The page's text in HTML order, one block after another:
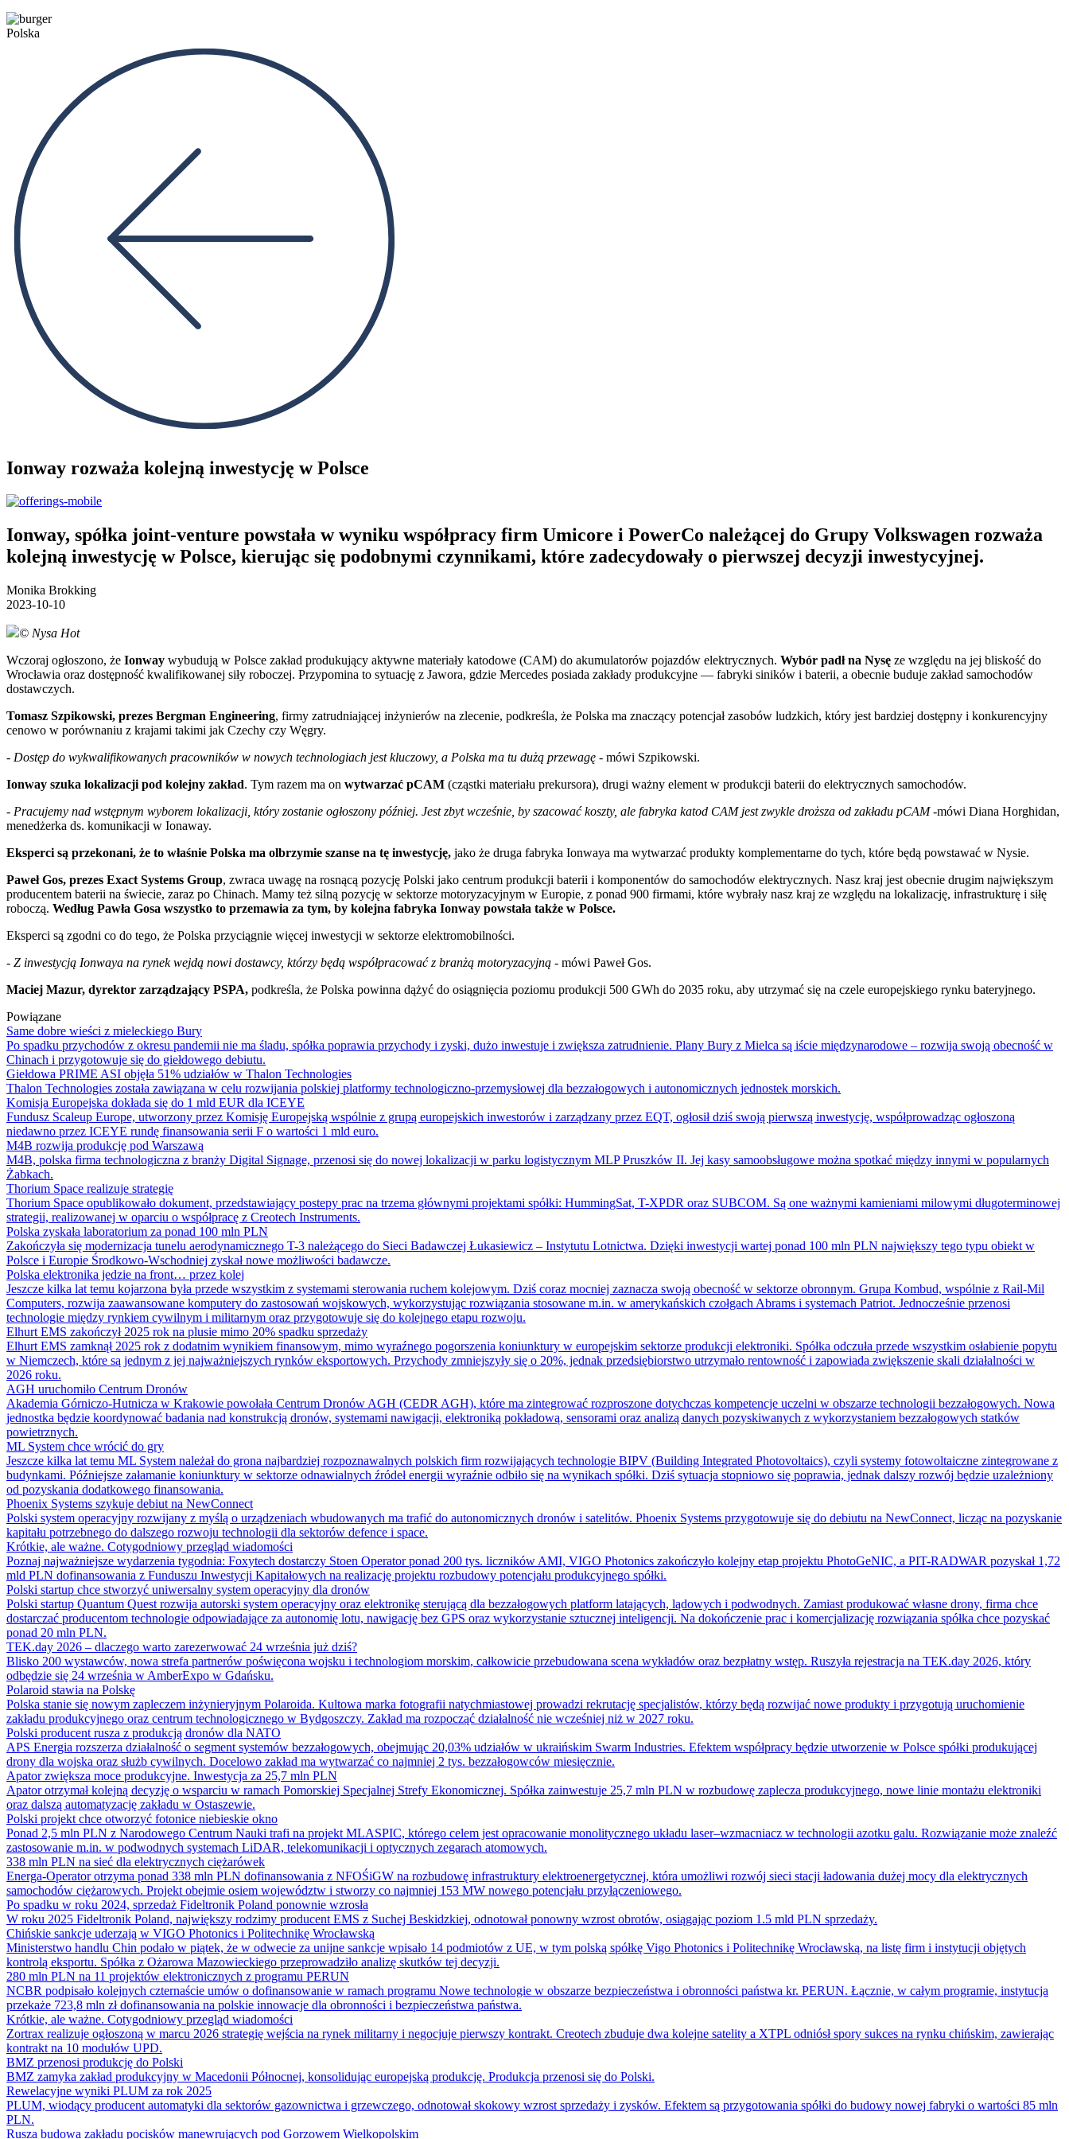
Polska
Ionway rozważa kolejną inwestycję w Polsce
Ionway, spółka joint-venture powstała w wyniku współpracy firm Umicore i PowerCo należącej do Grupy Volkswagen rozważa
kolejną inwestycję w Polsce, kierując się podobnymi czynnikami, które zadecydowały o pierwszej decyzji inwestycyjnej.
Monika Brokking
2023-10-10
© Nysa Hot
Wczoraj ogłoszono, że Ionway wybudują w Polsce zakład produkujący aktywne materiały katodowe (CAM) do akumulatorów pojazdów elektrycznych. Wybór padł na Nysę ze względu na jej bliskość do
Wrocławia oraz dostępność kwalifikowanej siły roboczej. Przypomina to sytuację z Jawora, gdzie Mercedes posiada zakłady produkcyjne — fabryki siników i baterii, a obecnie buduje zakład samochodów
dostawczych.
Tomasz Szpikowski, prezes Bergman Engineering, firmy zatrudniającej inżynierów na zlecenie, podkreśla, że Polska ma znaczący potencjał zasobów ludzkich, który jest bardziej dostępny i konkurencyjny
cenowo w porównaniu z krajami takimi jak Czechy czy Węgry.
- Dostęp do wykwalifikowanych pracowników w nowych technologiach jest kluczowy, a Polska ma tu dużą przewagę - mówi Szpikowski.
Ionway szuka lokalizacji pod kolejny zakład. Tym razem ma on wytwarzać pCAM (cząstki materiału prekursora), drugi ważny element w produkcji baterii do elektrycznych samochodów.
- Pracujemy nad wstępnym wyborem lokalizacji, który zostanie ogłoszony później. Jest zbyt wcześnie, by szacować koszty, ale fabryka katod CAM jest zwykle droższa od zakładu pCAM -mówi Diana Horghidan,
menedżerka ds. komunikacji w Ionaway.
Eksperci są przekonani, że to właśnie Polska ma olbrzymie szanse na tę inwestycję, jako że druga fabryka Ionwaya ma wytwarzać produkty komplementarne do tych, które będą powstawać w Nysie.
Paweł Gos, prezes Exact Systems Group, zwraca uwagę na rosnącą pozycję Polski jako centrum produkcji baterii i komponentów do samochodów elektrycznych. Nasz kraj jest obecnie drugim największym
producentem baterii na świecie, zaraz po Chinach. Mamy też silną pozycję w sektorze motoryzacyjnym w Europie, z ponad 900 firmami, które wybrały nasz kraj ze względu na lokalizację, infrastrukturę i siłę
roboczą. Według Pawła Gosa wszystko to przemawia za tym, by kolejna fabryka Ionway powstała także w Polsce.
Eksperci są zgodni co do tego, że Polska przyciągnie więcej inwestycji w sektorze elektromobilności.
- Z inwestycją Ionwaya na rynek wejdą nowi dostawcy, którzy będą współpracować z branżą motoryzacyjną - mówi Paweł Gos.
Maciej Mazur, dyrektor zarządzający PSPA, podkreśla, że Polska powinna dążyć do osiągnięcia poziomu produkcji 500 GWh do 2035 roku, aby utrzymać się na czele europejskiego rynku bateryjnego.
Powiązane
Same dobre wieści z mieleckiego Bury
Po spadku przychodów z okresu pandemii nie ma śladu, spółka poprawia przychody i zyski, dużo inwestuje i zwiększa zatrudnienie. Plany Bury z Mielca są iście międzynarodowe – rozwija swoją obecność w
Chinach i przygotowuje się do giełdowego debiutu.
Giełdowa PRIME ASI objęła 51% udziałów w Thalon Technologies
Thalon Technologies została zawiązana w celu rozwijania polskiej platformy technologiczno-przemysłowej dla bezzałogowych i autonomicznych jednostek morskich.
Komisja Europejska dokłada się do 1 mld EUR dla ICEYE
Fundusz Scaleup Europe, utworzony przez Komisję Europejską wspólnie z grupą europejskich inwestorów i zarządzany przez EQT, ogłosił dziś swoją pierwszą inwestycję, współprowadząc ogłoszoną
niedawno przez ICEYE rundę finansowania serii F o wartości 1 mld euro.
M4B rozwija produkcję pod Warszawą
M4B, polska firma technologiczna z branży Digital Signage, przenosi się do nowej lokalizacji w parku logistycznym MLP Pruszków II. Jej kasy samoobsługowe można spotkać między innymi w popularnych
Żabkach.
Thorium Space realizuje strategię
Thorium Space opublikowało dokument, przedstawiający postepy prac na trzema głównymi projektami spółki: HummingSat, T-XPDR oraz SUBCOM. Są one ważnymi kamieniami milowymi długoterminowej
strategii, realizowanej w oparciu o współpracę z Creotech Instruments.
Polska zyskała laboratorium za ponad 100 mln PLN
Zakończyła się modernizacja tunelu aerodynamicznego T-3 należącego do Sieci Badawczej Łukasiewicz – Instytutu Lotnictwa. Dzięki inwestycji wartej ponad 100 mln PLN największy tego typu obiekt w
Polsce i Europie Środkowo-Wschodniej zyskał nowe możliwości badawcze.
Polska elektronika jedzie na front… przez kolej
Jeszcze kilka lat temu kojarzona była przede wszystkim z systemami sterowania ruchem kolejowym. Dziś coraz mocniej zaznacza swoją obecność w sektorze obronnym. Grupa Kombud, wspólnie z Rail-Mil
Computers, rozwija zaawansowane komputery do zastosowań wojskowych, wykorzystując rozwiązania stosowane m.in. w amerykańskich czołgach Abrams i systemach Patriot. Jednocześnie przenosi
technologie między rynkiem cywilnym i militarnym oraz przygotowuje się do kolejnego etapu rozwoju.
Elhurt EMS zakończył 2025 rok na plusie mimo 20% spadku sprzedaży
Elhurt EMS zamknął 2025 rok z dodatnim wynikiem finansowym, mimo wyraźnego pogorszenia koniunktury w europejskim sektorze produkcji elektroniki. Spółka odczuła przede wszystkim osłabienie popytu
w Niemczech, które są jednym z jej najważniejszych rynków eksportowych. Przychody zmniejszyły się o 20%, jednak przedsiębiorstwo utrzymało rentowność i zapowiada zwiększenie skali działalności w
2026 roku.
AGH uruchomiło Centrum Dronów
Akademia Górniczo-Hutnicza w Krakowie powołała Centrum Dronów AGH (CEDR AGH), które ma zintegrować rozproszone dotychczas kompetencje uczelni w obszarze technologii bezzałogowych. Nowa
jednostka będzie koordynować badania nad konstrukcją dronów, systemami nawigacji, elektroniką pokładową, sensorami oraz analizą danych pozyskiwanych z wykorzystaniem bezzałogowych statków
powietrznych.
ML System chce wrócić do gry
Jeszcze kilka lat temu ML System należał do grona najbardziej rozpoznawalnych polskich firm rozwijających technologie BIPV (Building Integrated Photovoltaics), czyli systemy fotowoltaiczne zintegrowane z
budynkami. Późniejsze załamanie koniunktury w sektorze odnawialnych źródeł energii wyraźnie odbiło się na wynikach spółki. Dziś sytuacja stopniowo się poprawia, jednak dalszy rozwój będzie uzależniony
od pozyskania dodatkowego finansowania.
Phoenix Systems szykuje debiut na NewConnect
Polski system operacyjny rozwijany z myślą o urządzeniach wbudowanych ma trafić do autonomicznych dronów i satelitów. Phoenix Systems przygotowuje się do debiutu na NewConnect, licząc na pozyskanie
kapitału potrzebnego do dalszego rozwoju technologii dla sektorów defence i space.
Krótkie, ale ważne. Cotygodniowy przegląd wiadomości
Poznaj najważniejsze wydarzenia tygodnia: Foxytech dostarczy Stoen Operator ponad 200 tys. liczników AMI, VIGO Photonics zakończyło kolejny etap projektu PhotoGeNIC, a PIT-RADWAR pozyskał 1,72
mld PLN dofinansowania z Funduszu Inwestycji Kapitałowych na realizację projektu rozbudowy potencjału produkcyjnego spółki.
Polski startup chce stworzyć uniwersalny system operacyjny dla dronów
Polski startup Quantum Quest rozwija autorski system operacyjny oraz elektronikę sterującą dla bezzałogowych platform latających, lądowych i podwodnych. Zamiast produkować własne drony, firma chce
dostarczać producentom technologie odpowiadające za autonomię lotu, nawigację bez GPS oraz wykorzystanie sztucznej inteligencji. Na dokończenie prac i komercjalizację rozwiązania spółka chce pozyskać
ponad 20 mln PLN.
TEK.day 2026 – dlaczego warto zarezerwować 24 września już dziś?
Blisko 200 wystawców, nowa strefa partnerów poświęcona wojsku i technologiom morskim, całkowicie przebudowana scena wykładów oraz bezpłatny wstęp. Ruszyła rejestracja na TEK.day 2026, który
odbędzie się 24 września w AmberExpo w Gdańsku.
Polaroid stawia na Polskę
Polska stanie się nowym zapleczem inżynieryjnym Polaroida. Kultowa marka fotografii natychmiastowej prowadzi rekrutację specjalistów, którzy będą rozwijać nowe produkty i przygotują uruchomienie
zakładu produkcyjnego oraz centrum technologicznego w Bydgoszczy. Zakład ma rozpocząć działalność nie wcześniej niż w 2027 roku.
Polski producent rusza z produkcją dronów dla NATO
APS Energia rozszerza działalność o segment systemów bezzałogowych, obejmując 20,03% udziałów w ukraińskim Swarm Industries. Efektem współpracy będzie utworzenie w Polsce spółki produkującej
drony dla wojska oraz służb cywilnych. Docelowo zakład ma wytwarzać co najmniej 2 tys. bezzałogowców miesięcznie.
Apator zwiększa moce produkcyjne. Inwestycja za 25,7 mln PLN
Apator otrzymał kolejną decyzję o wsparciu w ramach Pomorskiej Specjalnej Strefy Ekonomicznej. Spółka zainwestuje 25,7 mln PLN w rozbudowę zaplecza produkcyjnego, nowe linie montażu elektroniki
oraz dalszą automatyzację zakładu w Ostaszewie.
Polski projekt chce otworzyć fotonice niebieskie okno
Ponad 2,5 mln PLN z Narodowego Centrum Nauki trafi na projekt MLASPIC, którego celem jest opracowanie monolitycznego układu laser–wzmacniacz w technologii azotku galu. Rozwiązanie może znaleźć
zastosowanie m.in. w podwodnych systemach LiDAR, telekomunikacji i optycznych zegarach atomowych.
338 mln PLN na sieć dla elektrycznych ciężarówek
Energa-Operator otrzyma ponad 338 mln PLN dofinansowania z NFOŚiGW na rozbudowę infrastruktury elektroenergetycznej, która umożliwi rozwój sieci stacji ładowania dużej mocy dla elektrycznych
samochodów ciężarowych. Projekt obejmie osiem województw i stworzy co najmniej 153 MW nowego potencjału przyłączeniowego.
Po spadku w roku 2024, sprzedaż Fideltronik Poland ponownie wzrosła
W roku 2025 Fideltronik Poland, największy rodzimy producent EMS z Suchej Beskidzkiej, odnotował ponowny wzrost obrotów, osiągając poziom 1.5 mld PLN sprzedaży.
Chińskie sankcje uderzają w VIGO Photonics i Politechnikę Wrocławską
Ministerstwo handlu Chin podało w piątek, że w odwecie za unijne sankcje wpisało 14 podmiotów z UE, w tym polską spółkę Vigo Photonics i Politechnikę Wrocławską, na listę firm i instytucji objętych
kontrolą eksportu. Spółka z Ożarowa Mazowieckiego przeprowadziło analizę skutków tej decyzji.
280 mln PLN na 11 projektów elektronicznych z programu PERUN
NCBR podpisało kolejnych czternaście umów o dofinansowanie w ramach programu Nowe technologie w obszarze bezpieczeństwa i obronności państwa kr. PERUN. Łącznie, w całym programie, instytucja
przekaże 723,8 mln zł dofinansowania na polskie innowacje dla obronności i bezpieczeństwa państwa.
Krótkie, ale ważne. Cotygodniowy przegląd wiadomości
Zortrax realizuje ogłoszoną w marcu 2026 strategię wejścia na rynek militarny i negocjuje pierwszy kontrakt. Creotech zbuduje dwa kolejne satelity a XTPL odniósł spory sukces na rynku chińskim, zawierając
kontrakt na 10 modułów UPD.
BMZ przenosi produkcję do Polski
BMZ zamyka zakład produkcyjny w Macedonii Północnej, konsolidując europejską produkcję. Produkcja przenosi się do Polski.
Rewelacyjne wyniki PLUM za rok 2025
PLUM, wiodący producent automatyki dla sektorów gazownictwa i grzewczego, odnotował skokowy wzrost sprzedaży i zysków. Efektem są przygotowania spółki do budowy nowej fabryki o wartości 85 mln
PLN.
Rusza budowa zakładu pocisków manewrujących pod Gorzowem Wielkopolskim